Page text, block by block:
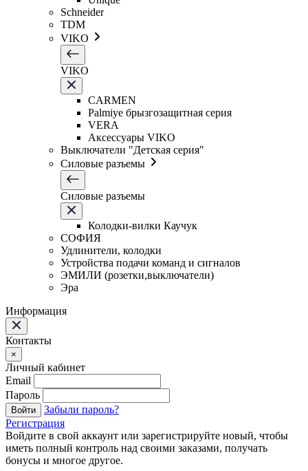
Schneider
TDM
VIKO
VIKO
CARMEN
Palmiye брызгозащитная серия
VERA
Аксессуары VIKO
Выключатели "Детская серия"
Силовые разъемы
Силовые разъемы
Колодки-вилки Каучук
СОФИЯ
Удлинители, колодки
Устройства подачи команд и сигналов
ЭМИЛИ (розетки,выключатели)
Эра
Информация
Контакты
×
Личный кабинет
Email
Пароль
Войти
Забыли пароль?
Регистрация
Войдите в свой аккаунт или зарегистрируйте новый, чтобы
иметь полный контроль над своими заказами, получать
бонусы и многое другое.